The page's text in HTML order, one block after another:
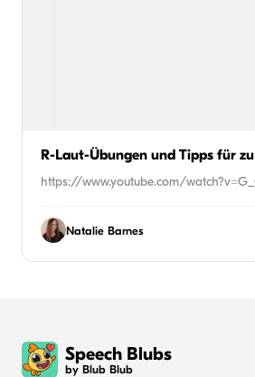
R-Laut-Übungen und Tipps für
https://www.youtube.com/
Natalie Barnes
Speech Blubs
by Blub Blub